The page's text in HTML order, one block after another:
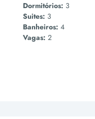
Dormitórios: 3
Suites: 3
Banheiros: 4
Vagas: 2